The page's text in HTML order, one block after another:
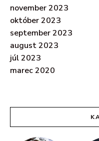
november 2023
október 2023
september 2023
august 2023
júl 2023
marec 2020